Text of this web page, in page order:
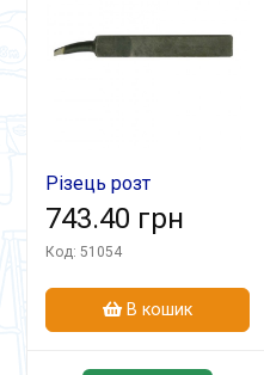
Різець розт
10х10х100 Т5К10 гл.
743.40 грн
Код: 51054
В кошик